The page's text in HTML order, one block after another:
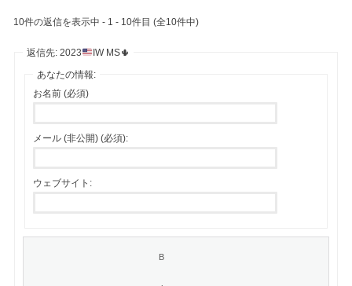
10件の返信を表示中 - 1 - 10件目 (全10件中)
返信先: 2023 IW MS🌵
あなたの情報:
お名前 (必須)
メール (非公開) (必須):
ウェブサイト: